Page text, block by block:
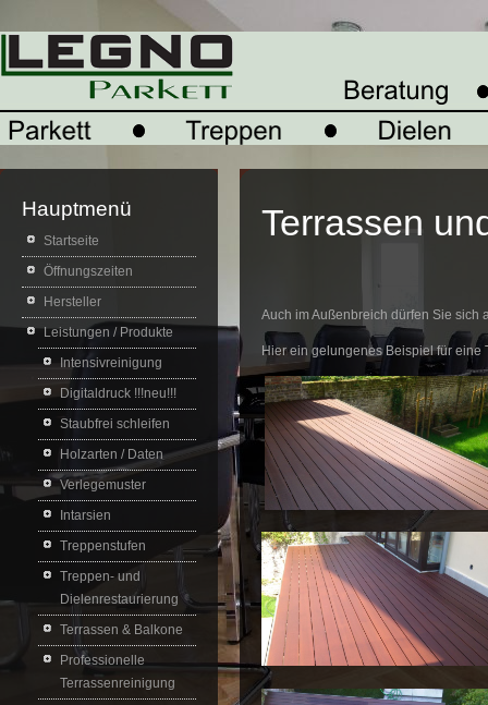
Hauptmenü
Startseite
Öffnungszeiten
Hersteller
Leistungen / Produkte
Intensivreinigung
Digitaldruck !!!neu!!!
Staubfrei schleifen
Holzarten / Daten
Verlegemuster
Intarsien
Treppenstufen
Treppen- und
Dielenrestaurierung
Terrassen & Balkone
Professionelle
Terrassenreinigung
Terrassen
Auch im Außenbreich dürfen Sie sich
Hier ein gelungenes Beispiel für eine